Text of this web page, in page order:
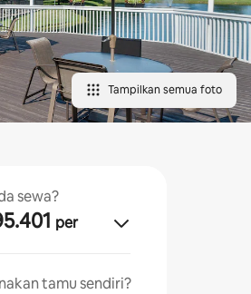
Tampilkan semua foto
sewa?
per
tamu sendiri?